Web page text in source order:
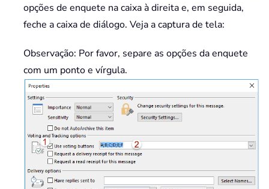
opções de enquete na caixa à direita e, em seguida,
feche a caixa de diálogo. Veja a captura de tela:
Observação: Por favor, separe as opções da enquete
com um ponto e vírgula.